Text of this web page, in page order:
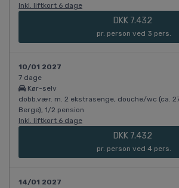
Inkl. liftkort 6 dage
DKK 7.432
pr. person ved 3 pers.
10/01 2027
7 dage
Kør-selv
dobb.vær. m. 2 ekstrasenge, douche/wc (ca.
Berge), 1/2 pension
Inkl. liftkort 6 dage
DKK 7.432
pr. person ved 4 pers.
14/01 2027